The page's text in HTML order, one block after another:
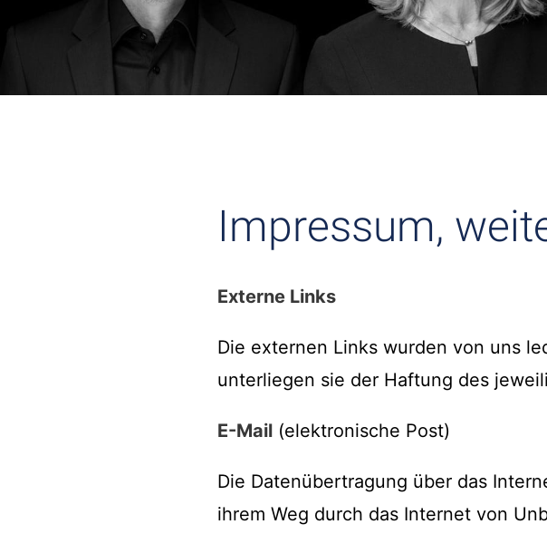
Impressum,
Externe Links
Die externen Links wurden von uns
unterliegen sie der Haftung des
E-Mail (elektronische Post)
Die Datenübertragung über das
ihrem Weg durch das Internet von